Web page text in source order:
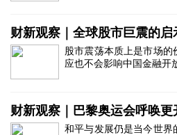
财新观察｜全球股市巨震的启
股市震荡本质上是市场的
应也不会影响中国金融开
财新观察｜巴黎奥运会呼唤
和平与发展仍是当今世界